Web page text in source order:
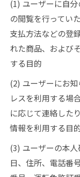
(1) ユーザーに自
の閲覧を行ってい
支払方法などの登
れた商品、および
する目的
(2) ユーザーにお
レスを利用する場
に応じて連絡した
情報を利用する目
(3) ユーザーの本
日、住所、電話番